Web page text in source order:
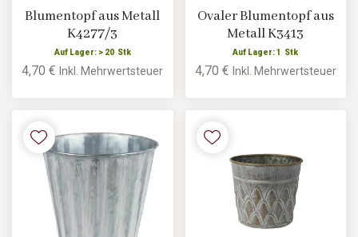
Blumentopf aus Metall
K4277/3
Auf Lager: > 20 Stk
4,70 €Inkl. Mehrwertsteuer
Ovaler Blumentopf aus
Metall K3413
Auf Lager: 1 Stk
4,70 € Inkl. Mehrwertsteuer